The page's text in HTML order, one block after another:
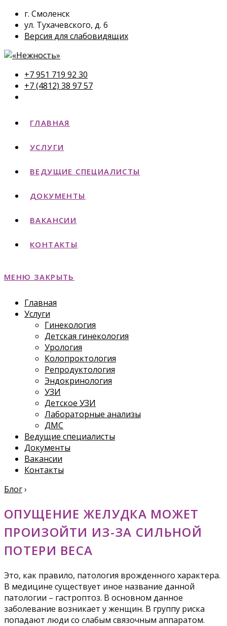
г. Смоленск
ул. Тухачевского, д. 6
Версия для слабовидящих
+7 951 719 92 30
+7 (4812) 38 97 57
ГЛАВНАЯ
УСЛУГИ
ВЕДУЩИЕ СПЕЦИАЛИСТЫ
ДОКУМЕНТЫ
ВАКАНСИИ
КОНТАКТЫ
МЕНЮ ЗАКРЫТЬ
Главная
Услуги
Гинекология
Детская гинекология
Урология
Колопроктология
Репродуктология
Эндокринология
УЗИ
Детское УЗИ
Лабораторные анализы
ДМС
Ведущие специалисты
Документы
Вакансии
Контакты
Блог›
ОПУЩЕНИЕ ЖЕЛУДКА МОЖЕТ
ПРОИЗОЙТИ ИЗ-ЗА СИЛЬНОЙ
ПОТЕРИ ВЕСА
Это, как правило, патология врожденного характера.
В медицине существует иное название данной
патологии – гастроптоз. В основном данное
заболевание возникает у женщин. В группу риска
попадают люди со слабым связочным аппаратом.